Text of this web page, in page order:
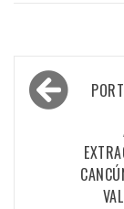
de
entradas